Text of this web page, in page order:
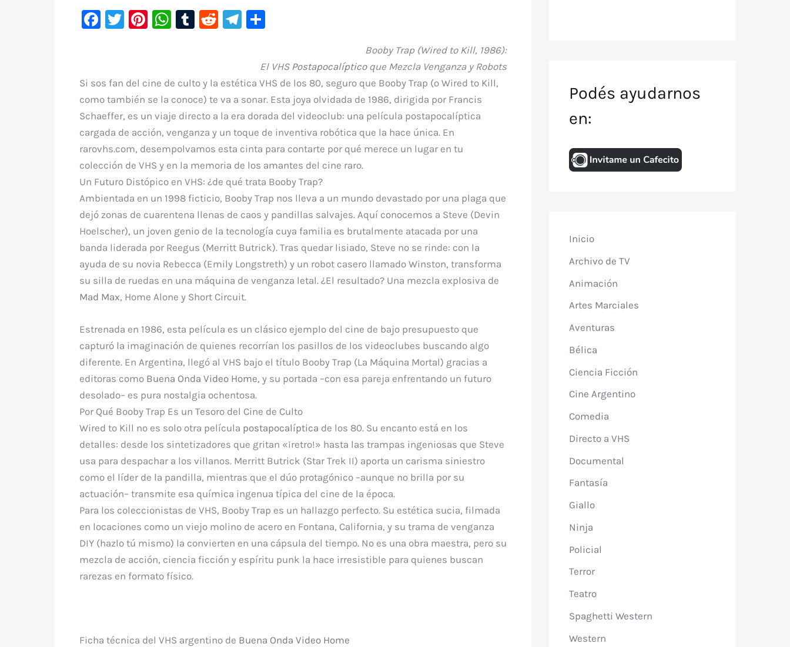
F
e
b
o
o
k
T
te
r
Pi
e
st
W
s
A
p
p
T
bl
r
R
di
t
Te
a
m
C
p
ar
ti
r
Booby Trap (Wired to Kill, 1986):
El VHS Postapocalípticoque Mezcla Venganza y Robots
Si sos fan del cine de culto y la estética VHS de los 80, seguro que Booby Trap (o Wired to Kill,
como también se la conoce) te va a sonar. Esta joya olvidada de 1986, dirigida por Francis
Schaeffer, es un viaje directo a la era dorada del videoclub: una película postapocalíptica
cargada de acción, venganza y un toque de inventiva robótica que la hace única. En
rarovhs.com, desempolvamos esta cinta para contarte por qué merece un lugar en tu
colección de VHS y en la memoria de los amantes del cine raro.
Un Futuro Distópico en VHS: ¿de qué trata Booby Trap?
Ambientada en un 1998 ficticio, Booby Trap nos lleva a un mundo devastado por una plaga que
dejó zonas de cuarentena llenas de caos y pandillas salvajes. Aquí conocemos a Steve (Devin
Hoelscher), un joven genio de la tecnología cuya familia es brutalmente atacada por una
banda liderada por Reegus (Merritt Butrick). Tras quedar lisiado, Steve no se rinde: con la
ayuda de su novia Rebecca (Emily Longstreth) y un robot casero llamado Winston, transforma
su silla de ruedas en una máquina de venganza letal. ¿El resultado? Una mezcla explosiva de
Mad Max, Home Alone y Short Circuit.
Estrenada en 1986, esta película es un clásico ejemplo del cine de bajo presupuesto que
capturó la imaginación de quienes recorrían los pasillos de los videoclubes buscando algo
diferente. En Argentina, llegó al VHS bajo el título Booby Trap (La Máquina Mortal) gracias a
editoras como Buena Onda Video Home, y su portada –con esa pareja enfrentando un futuro
desolado– es pura nostalgia ochentosa.
Por Qué Booby Trap Es un Tesoro del Cine de Culto
Wired to Kill no es solo otra película postapocalíptica de los 80. Su encanto está en los
detalles: desde los sintetizadores que gritan «¡retro!» hasta las trampas ingeniosas que Steve
usa para despachar a los villanos. Merritt Butrick (Star Trek II) aporta un carisma siniestro
como el líder de la pandilla, mientras que el dúo protagónico –aunque no brilla por su
actuación– transmite esa química ingenua típica del cine de la época.
Para los coleccionistas de VHS, Booby Trap es un hallazgo perfecto. Su estética sucia, filmada
en locaciones como un viejo molino de acero en Fontana, California, y su trama de venganza
DIY (hazlo tú mismo) la convierten en una cápsula del tiempo. No es una obra maestra, pero su
mezcla de acción, ciencia ficción y espíritu punk la hace irresistible para quienes buscan
rarezas en formato físico.
Ficha técnica del VHS argentino de Buena Onda Video Home
Podés ayudarnos
en:
Inicio
Archivo de TV
Animación
Artes Marciales
Aventuras
Bélica
Ciencia Ficción
Cine Argentino
Comedia
Directo a VHS
Documental
Fantasía
Giallo
Ninja
Policial
Terror
Teatro
Spaghetti Western
Western